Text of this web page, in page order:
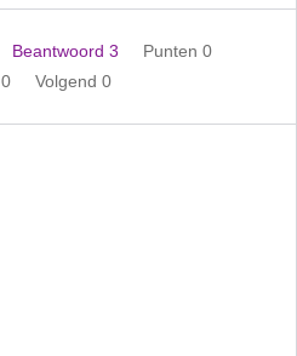
Beantwoord 3
Punten 0
0 Volgend 0